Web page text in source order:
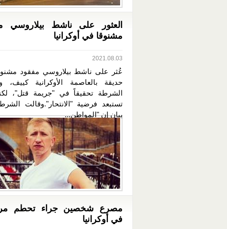
العثور على ناشط بيلاروسي
مشنوقا في أوكرانيا
2021.08.03
عُثر على ناشط بيلاروسي مفقود
حديقة بالعاصمة الأوكرانية كييف،
الشرطة تحقيقاً في "جريمة قتل"،
تستبعد فرضية "الانتحار".وقالت
بيان إن "المواطن...
مصرع شخصين جراء تحطم
في أوكرانيا